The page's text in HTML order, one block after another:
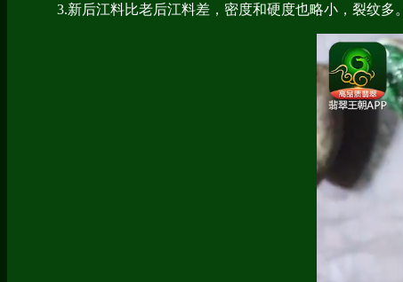
3.新后江料比老后江料差，密度和硬度也略小，裂纹多。